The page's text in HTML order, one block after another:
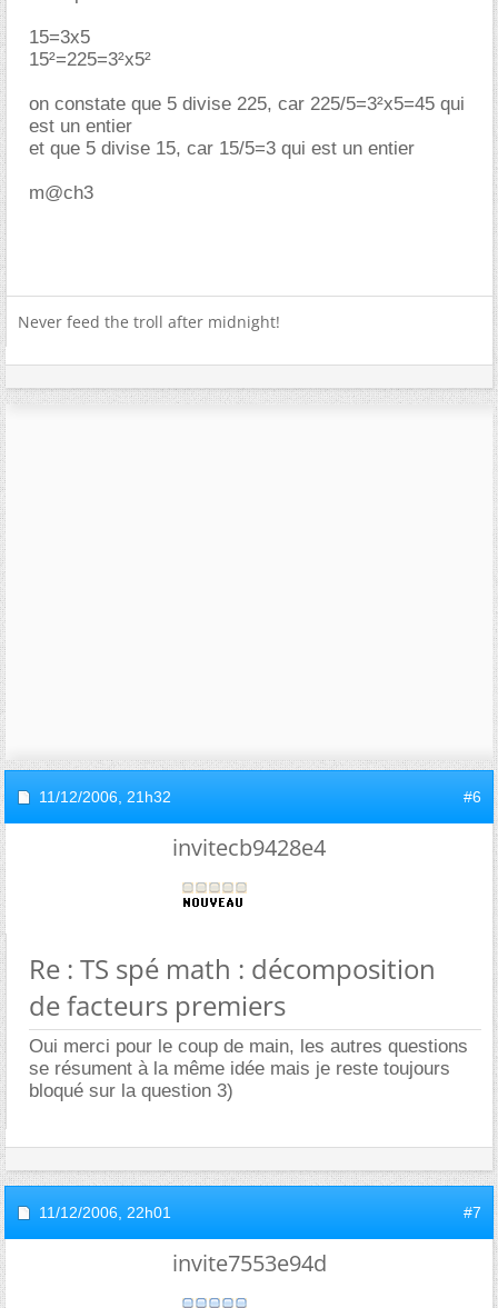
15=3x5
15²=225=3²x5²
on constate que 5 divise 225, car 225/5=3²x5=45 qui
est un entier
et que 5 divise 15, car 15/5=3 qui est un entier
m@ch3
Never feed the troll after midnight!
11/12/2006, 21h32 #6
invitecb9428e4
Re : TS spé math : décomposition
de facteurs premiers
Oui merci pour le coup de main, les autres questions
se résument à la même idée mais je reste toujours
bloqué sur la question 3)
11/12/2006, 22h01 #7
invite7553e94d